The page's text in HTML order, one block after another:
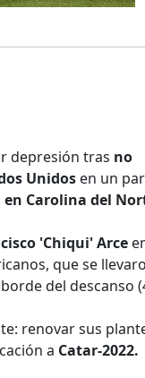
depresión tras no
Unidos en un
en Carolina del
'Chiqui' Arce
que se
del descanso
renovar sus
a Catar-2022.